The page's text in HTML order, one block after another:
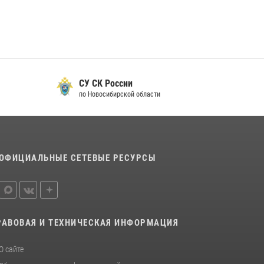
СУ СК России
по Новосибирской области
СЕТЕВЫЕ РЕСУРСЫ
И ТЕХНИЧЕСКАЯ ИНФОРМАЦИЯ
О сайте